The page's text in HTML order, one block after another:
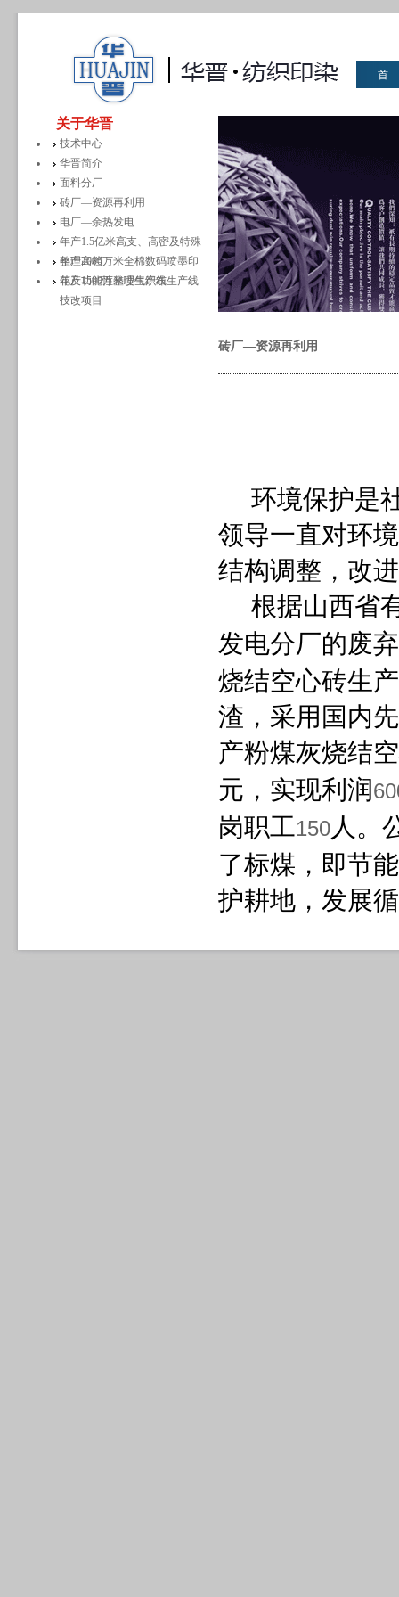
首
关于华晋
技术中心
华晋简介
面料分厂
砖厂—资源再利用
电厂—余热发电
年产1.5亿米高支、高密及特殊
整理高档
年产2000万米全棉数码喷墨印
花及功能性整理生产线
年产1500万米喷气织布生产线
技改项目
砖厂—资源再利用
环境保护是
领导一直对环
结构调整，改
根据山西省
发电分厂的废
烧结空心砖生
渣，采用国内
产粉煤灰烧结
元，实现利润
岗职工150 人。
了标煤，即节
护耕地，发展